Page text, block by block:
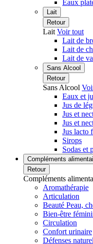
Eaux
Lait
Retour
Lait Voir tout
Lait de
Lait de
Lait de
Sans Alcool
Retour
Sans Alcool
Eaux et
Jus de
Jus et
Jus et
Jus lacto
Sirops
Sodas et
Compléments
Retour
Compléments
Aromathérapie
Articulation
Beauté Peau,
Bien-être
Circulation
Confort urinaire
Défenses